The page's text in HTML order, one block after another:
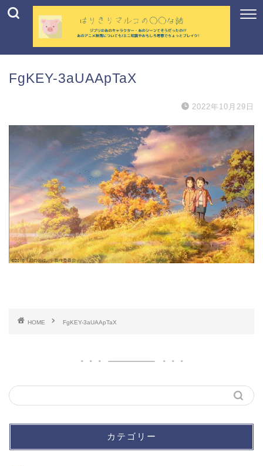
FgKEY-3aUAApTaX
2022年10月29日
HOME FgKEY-3aUAApTaX
カテゴリー